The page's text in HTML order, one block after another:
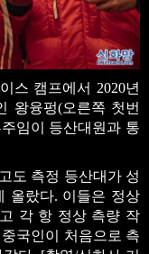
스 캠프에서 2020년
왕융펑(오른쪽 첫번
임이 등산대원과 통
도 측정 등산대가 성
올랐다. 이들은 정상
각 항 정상 측량 작
국인이 처음으로 측